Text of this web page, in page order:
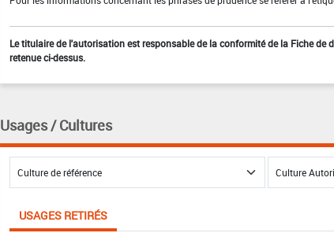
Le titulaire de l'autorisation est responsable de la conformité de la Fiche de
retenue ci-dessus.
Usages / Cultures
USAGES RETIRÉS